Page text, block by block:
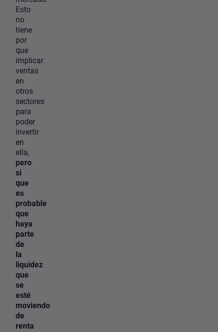
Esto
no
tiene
por
que
implicar
ventas
en
otros
sectores
para
poder
invertir
en
ella,
pero
si
que
es
probable
que
haya
parte
de
la
liquidez
que
se
esté
moviendo
de
renta